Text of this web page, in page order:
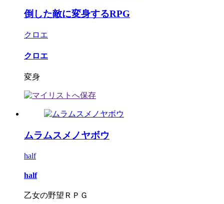
倒した敵に変身するRPG
クロエ
クロエ
変身
ムラムスメノヤボウ
half
half
乙女の野望ＲＰＧ